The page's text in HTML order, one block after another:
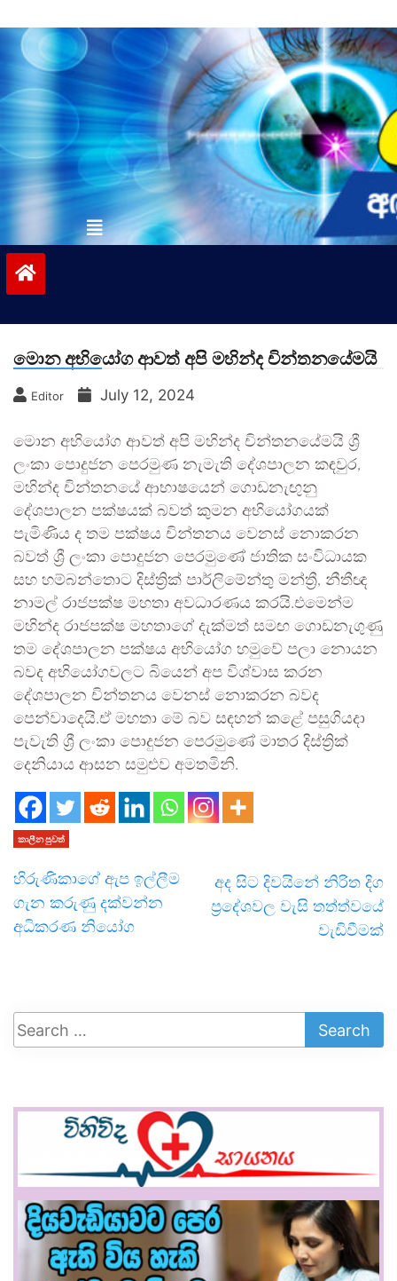
to
contentvinivida.lk
මොන අභියෝග ආවත් අපි මහින්ද චින්තනයේමයි
Editor July 12, 2024
මොන අභියෝග ආවත් අපි මහින්ද චින්තනයේමයි ශ්‍රී
ලංකා පොදුජන පෙරමුණ නැමැති දේශපාලන කඳවුර,
මහින්ද චින්තනයේ ආභාෂයෙන් ගොඩනැඟුනු
දේශපාලන පක්ෂයක් බවත් කුමන අභියෝගයක්
පැමිණිය ද තම පක්ෂය චින්තනය වෙනස් නොකරන
බවත් ශ්‍රී ලංකා පොදුජන පෙරමුණේ ජාතික සංවිධායක
සහ හම්බන්තොට දිස්ත්‍රික් පාර්ලිමේන්තු මන්ත්‍රී, නීතීඥ
නාමල් රාජපක්ෂ මහතා අවධාරණය කරයි.එමෙන්ම
මහින්ද රාජපක්ෂ මහතාගේ දැක්මත් සමඟ ගොඩනැගුණු
තම දේශපාලන පක්ෂය අභියෝග හමුවේ පලා නොයන
බවද අභියෝගවලට බියෙන් අප විශ්වාස කරන
දේශපාලන චින්තනය වෙනස් නොකරන බවද
පෙන්වාදෙයි.ඒ මහතා මේ බව සඳහන් කළේ පසුගියදා
පැවැති ශ්‍රී ලංකා පොදුජන පෙරමුණේ මාතර දිස්ත්‍රික්
දෙනියාය ආසන සමුළුව අමතමිනි.
කාලීන පුවත්
හිරුණිකාගේ ඇප ඉල්ලීම
ගැන කරුණු දක්වන්න
අධිකරණ නියෝග
අද සිට දිවයිනේ නිරිත දිග
ප්‍රදේශවල වැසි තත්ත්වයේ
වැඩිවීමක්